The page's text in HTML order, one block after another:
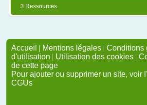
3 Ressources
Accueil | Mentions légales | Conditions
d'utilisation | Utilisation des cookies |
de cette page
Pour ajouter ou supprimer un site, voir
CGUs